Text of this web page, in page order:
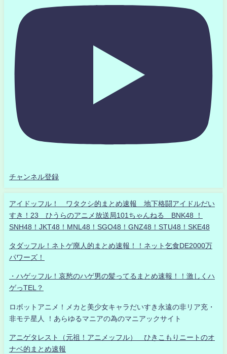
チャンネル登録
アイドッフル！ ワタクシ的まとめ速報 地下格闘アイドルだい
すき！23 ひうらのアニメ放送局101ちゃんねる BNK48 ！
SNH48！JKT48！MNL48！SGO48！GNZ48！STU48！SKE48
タダッフル！ネトゲ廃人的まとめ速報！！ネット乞食DE2000万
パワーズ！
・ハゲッフル！哀愁のハゲ男の髪ってるまとめ速報！！激しくハ
ゲっTEL？
ロボットアニメ！メカと美少女キャラだいすき永遠の非リア充・
非モテ星人 ！あらゆるマニアの為のマニアックサイト
アニゲタレスト（元祖！アニメッフル） ひきこもりニートのオ
ナベ的まとめ速報